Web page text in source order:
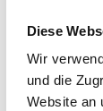
Diese
Wir
und die
Website an